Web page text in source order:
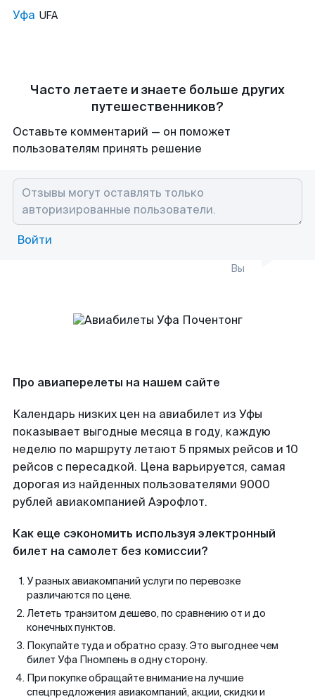
Уфа UFA
Часто летаете и знаете больше других
путешественников?
Оставьте комментарий — он поможет
пользователям принять решение
Войти
Вы
Про авиаперелеты на нашем сайте
Календарь низких цен на авиабилет из Уфы
показывает выгодные месяца в году, каждую
неделю по маршруту летают 5 прямых рейсов и 10
рейсов с пересадкой. Цена варьируется, самая
дорогая из найденных пользователями 9000
рублей авиакомпанией Аэрофлот.
Как еще сэкономить используя электронный
билет на самолет без комиссии?
У разных авиакомпаний услуги по перевозке
различаются по цене.
Лететь транзитом дешево, по сравнению от и до
конечных пунктов.
Покупайте туда и обратно сразу. Это выгоднее чем
билет Уфа Пномпень в одну сторону.
При покупке обращайте внимание на лучшие
спецпредложения авиакомпаний, акции, скидки и